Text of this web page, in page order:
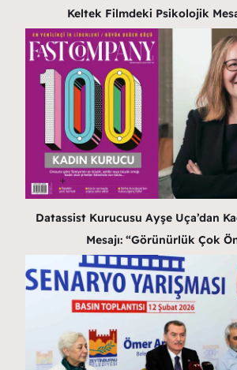
Keltek Filmdeki Psikolojik
Datassist Kurucusu Ayşe Uça’dan
Mesajı: “Görünürlük Çok